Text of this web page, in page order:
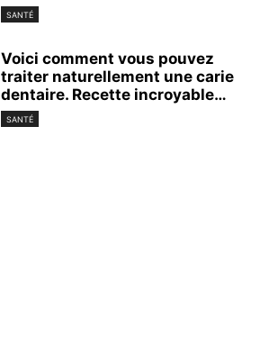
SANTÉ
Voici comment vous pouvez
traiter naturellement une carie
dentaire. Recette incroyable…
SANTÉ